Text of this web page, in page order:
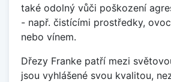
také odolný vůči poškození
- např. čistícími prostředky,
nebo vínem.
Dřezy Franke patří mezi
jsou vyhlášené svou kvalitou,